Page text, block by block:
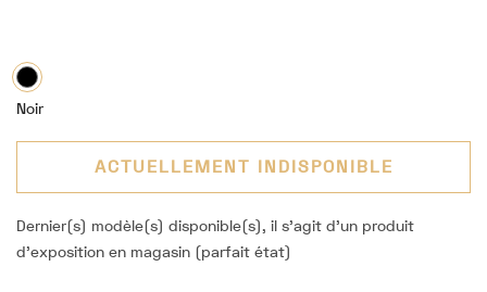
Noir
ACTUELLEMENT INDISPONIBLE
Dernier(s) modèle(s) disponible(s), il s'agit d'un produit
d'exposition en magasin (parfait état)